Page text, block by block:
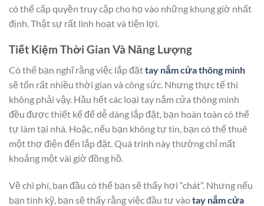
có thể cấp quyền truy cập cho họ vào những khung giờ nhất
định. Thật sự rất linh hoạt và tiện lợi.
Tiết Kiệm Thời Gian Và Năng Lượng
Có thể bạn nghĩ rằng việc lắp đặttay nắm cửa thông minh
sẽ tốn rất nhiều thời gian và công sức. Nhưng thực tế thì
không phải vậy. Hầu hết các loại tay nắm cửa thông minh
đều được thiết kế để dễ dàng lắp đặt, bạn hoàn toàn có thể
tự làm tại nhà. Hoặc, nếu bạn không tự tin, bạn có thể thuê
một thợ điện đến lắp đặt. Quá trình này thường chỉ mất
khoảng một vài giờ đồng hồ.
Về chi phí, ban đầu có thể bạn sẽ thấy hơi “chát”. Nhưng nếu
bạn tính kỹ, bạn sẽ thấy rằng việc đầu tư vàotay nắm cửa